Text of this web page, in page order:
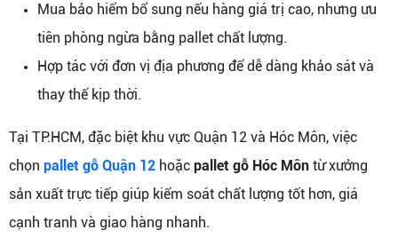
Mua bảo hiểm bổ sung nếu hàng giá trị cao, nhưng ưu
tiên phòng ngừa bằng pallet chất lượng.
Hợp tác với đơn vị địa phương để dễ dàng khảo sát và
thay thế kịp thời.
Tại TP.HCM, đặc biệt khu vực Quận 12 và Hóc Môn, việc
chọn pallet gỗ Quận 12 hoặc pallet gỗ Hóc Môn từ xưởng
sản xuất trực tiếp giúp kiểm soát chất lượng tốt hơn, giá
cạnh tranh và giao hàng nhanh.